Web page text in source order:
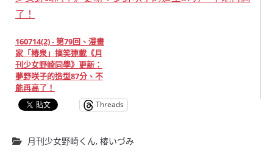
160714(2) - 第79回、漫畫
家「椿泉」搞笑連載《月
刊少女野崎同學》更新：
夢野咲子的造型87分、不
能再高了！
Threads
月刊少女野崎くん, 椿いづみ